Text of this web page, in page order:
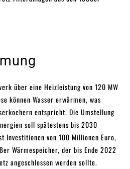
über eine Heizleistung von 120 MW
können Wasser erwärmen, was
entspricht. Die Umstellung
soll spätestens bis 2030
Investitionen von 100 Millionen Euro,
Wärmespeicher, der bis Ende 2022
angeschlossen werden sollte.